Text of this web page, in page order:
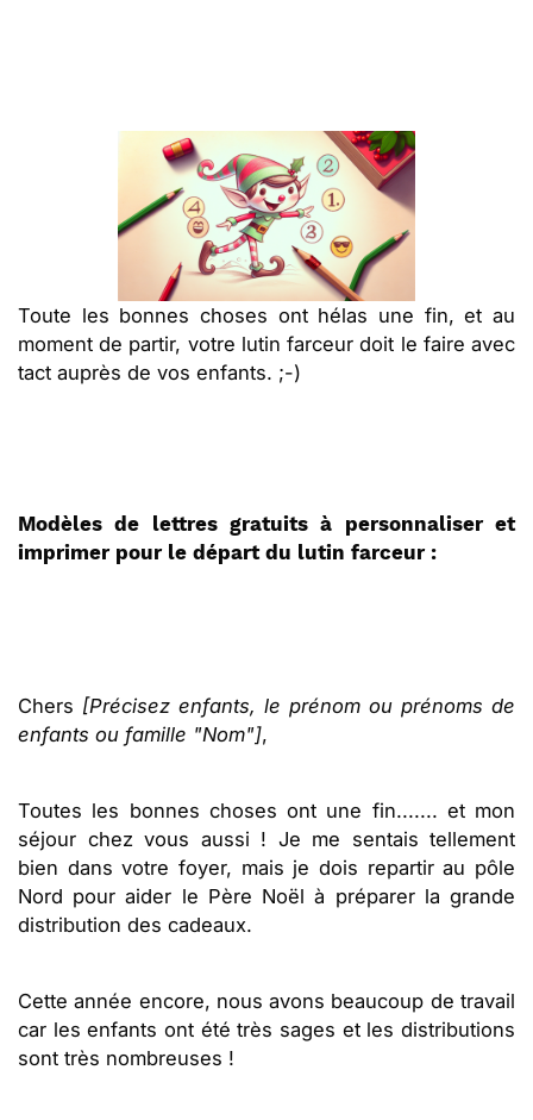
Toute les bonnes choses ont hélas une fin, et au
moment de partir, votre lutin farceur doit le faire avec
tact auprès de vos enfants. ;-)
Modèles de lettres gratuits à personnaliser et
imprimer pour le départ du lutin farceur :
Chers [Précisez enfants, le prénom ou prénoms de
enfants ou famille "Nom"],
Toutes les bonnes choses ont une fin....... et mon
séjour chez vous aussi ! Je me sentais tellement
bien dans votre foyer, mais je dois repartir au pôle
Nord pour aider le Père Noël à préparer la grande
distribution des cadeaux.
Cette année encore, nous avons beaucoup de travail
car les enfants ont été très sages et les distributions
sont très nombreuses !